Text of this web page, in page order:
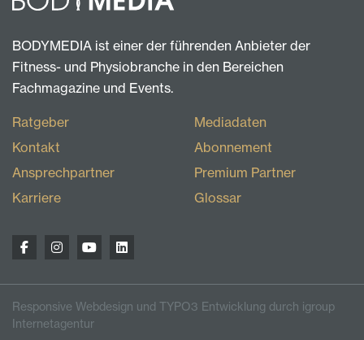
BODYMEDIA ist einer der führenden Anbieter der
Fitness- und Physiobranche in den Bereichen
Fachmagazine und Events.
Ratgeber
Kontakt
Ansprechpartner
Karriere
Mediadaten
Abonnement
Premium Partner
Glossar
Responsive Webdesign und TYPO3 Entwicklung durch igroup
Internetagentur